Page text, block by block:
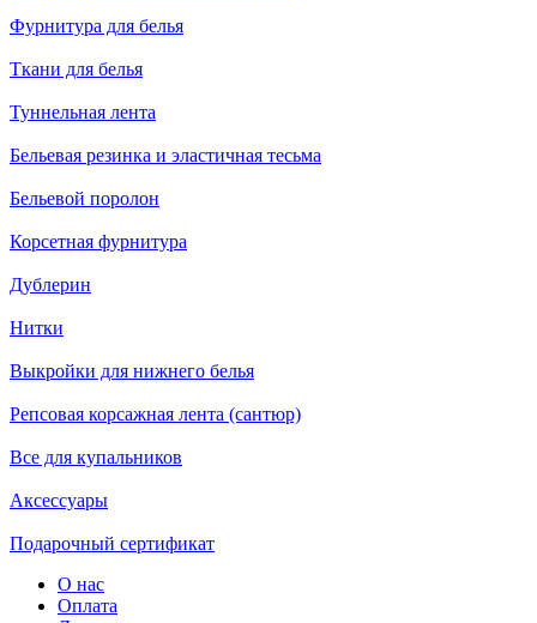
Фурнитура для белья
Ткани для белья
Туннельная лента
Бельевая резинка и эластичная тесьма
Бельевой поролон
Корсетная фурнитура
Дублерин
Нитки
Выкройки для нижнего белья
Репсовая корсажная лента (сантюр)
Все для купальников
Аксессуары
Подарочный сертификат
О нас
Оплата